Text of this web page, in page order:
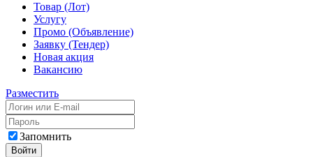
Товар (Лот)
Услугу
Промо (Объявление)
Заявку (Тендер)
Новая акция
Вакансию
Разместить
Запомнить
Войти